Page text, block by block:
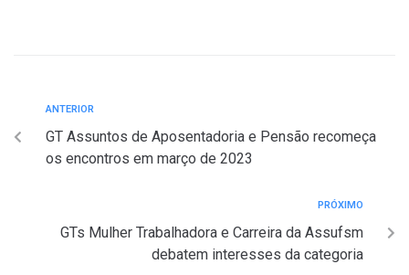
ANTERIOR
GT Assuntos de Aposentadoria e Pensão recomeça
os encontros em março de 2023
PRÓXIMO
GTs Mulher Trabalhadora e Carreira da Assufsm
debatem interesses da categoria